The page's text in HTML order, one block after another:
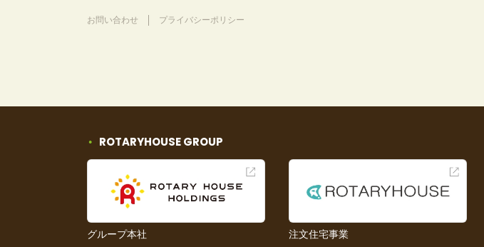
お問い合わせ プライバシーポリシー
ROTARYHOUSE GROUP
グループ本社 注文住宅事業